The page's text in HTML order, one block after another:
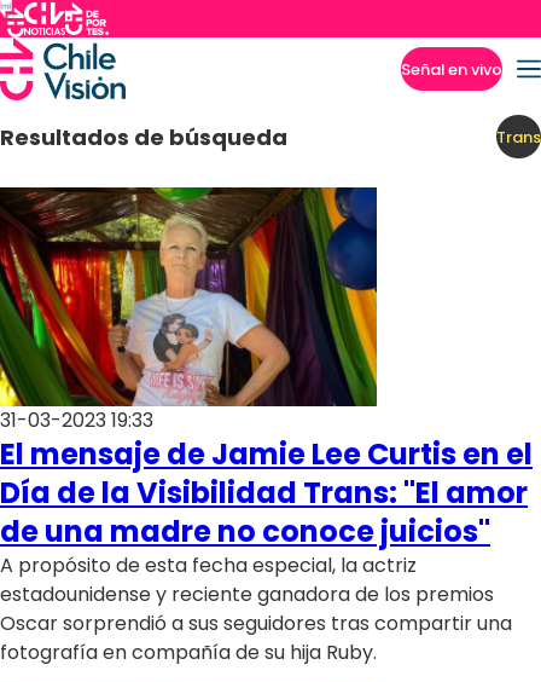
Señal en vivo
Resultados de búsqueda Trans
31-03-2023 19:33
El mensaje de Jamie Lee Curtis en el
Día de la Visibilidad Trans: "El amor
de una madre no conoce juicios"
A propósito de esta fecha especial, la actriz
estadounidense y reciente ganadora de los premios
Oscar sorprendió a sus seguidores tras compartir una
fotografía en compañía de su hija Ruby.
Imperdibles
Programas
Club De La Comedia
Contigo en Directo